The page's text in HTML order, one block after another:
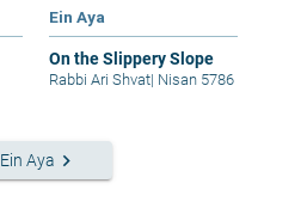
Ein Aya
On the Slippery Slope
Rabbi Ari Shvat| Nisan 5786
Ein Aya keyboard_arrow_right